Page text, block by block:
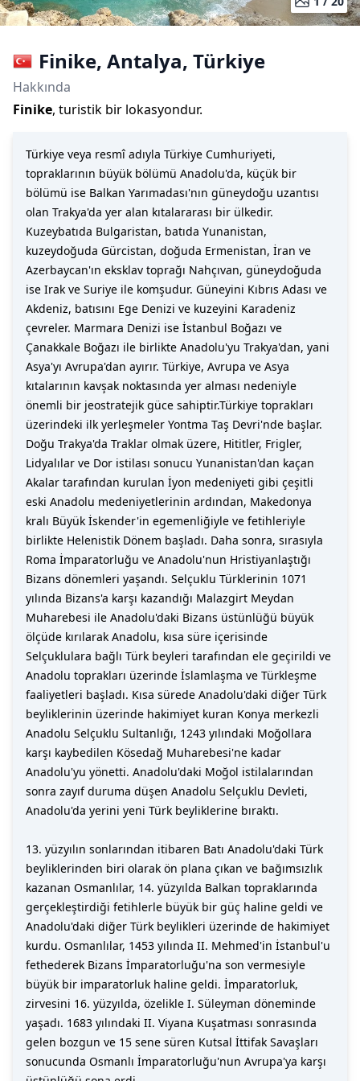
Finike, Antalya, Türkiye
Hakkında
Finike, turistik bir lokasyondur.
Türkiye veya resmî adıyla Türkiye Cumhuriyeti,
topraklarının büyük bölümü Anadolu'da, küçük bir
bölümü ise Balkan Yarımadası'nın güneydoğu uzantısı
olan Trakya'da yer alan kıtalararası bir ülkedir.
Kuzeybatıda Bulgaristan, batıda Yunanistan,
kuzeydoğuda Gürcistan, doğuda Ermenistan, İran ve
Azerbaycan'ın eksklav toprağı Nahçıvan, güneydoğuda
ise Irak ve Suriye ile komşudur. Güneyini Kıbrıs Adası ve
Akdeniz, batısını Ege Denizi ve kuzeyini Karadeniz
çevreler. Marmara Denizi ise İstanbul Boğazı ve
Çanakkale Boğazı ile birlikte Anadolu'yu Trakya'dan, yani
Asya'yı Avrupa'dan ayırır. Türkiye, Avrupa ve Asya
kıtalarının kavşak noktasında yer alması nedeniyle
önemli bir jeostratejik güce sahiptir.Türkiye toprakları
üzerindeki ilk yerleşmeler Yontma Taş Devri'nde başlar.
Doğu Trakya'da Traklar olmak üzere, Hititler, Frigler,
Lidyalılar ve Dor istilası sonucu Yunanistan'dan kaçan
Akalar tarafından kurulan İyon medeniyeti gibi çeşitli
eski Anadolu medeniyetlerinin ardından, Makedonya
kralı Büyük İskender'in egemenliğiyle ve fetihleriyle
birlikte Helenistik Dönem başladı. Daha sonra, sırasıyla
Roma İmparatorluğu ve Anadolu'nun Hristiyanlaştığı
Bizans dönemleri yaşandı. Selçuklu Türklerinin 1071
yılında Bizans'a karşı kazandığı Malazgirt Meydan
Muharebesi ile Anadolu'daki Bizans üstünlüğü büyük
ölçüde kırılarak Anadolu, kısa süre içerisinde
Selçuklulara bağlı Türk beyleri tarafından ele geçirildi ve
Anadolu toprakları üzerinde İslamlaşma ve Türkleşme
faaliyetleri başladı. Kısa sürede Anadolu'daki diğer Türk
beyliklerinin üzerinde hakimiyet kuran Konya merkezli
Anadolu Selçuklu Sultanlığı, 1243 yılındaki Moğollara
karşı kaybedilen Kösedağ Muharebesi'ne kadar
Anadolu'yu yönetti. Anadolu'daki Moğol istilalarından
sonra zayıf duruma düşen Anadolu Selçuklu Devleti,
Anadolu'da yerini yeni Türk beyliklerine bıraktı.
13. yüzyılın sonlarından itibaren Batı Anadolu'daki Türk
beyliklerinden biri olarak ön plana çıkan ve bağımsızlık
kazanan Osmanlılar, 14. yüzyılda Balkan topraklarında
gerçekleştirdiği fetihlerle büyük bir güç haline geldi ve
Anadolu'daki diğer Türk beylikleri üzerinde de hakimiyet
kurdu. Osmanlılar, 1453 yılında II. Mehmed'in İstanbul'u
fethederek Bizans İmparatorluğu'na son vermesiyle
büyük bir imparatorluk haline geldi. İmparatorluk,
zirvesini 16. yüzyılda, özelikle I. Süleyman döneminde
yaşadı. 1683 yılındaki II. Viyana Kuşatması sonrasında
gelen bozgun ve 15 sene süren Kutsal İttifak Savaşları
sonucunda Osmanlı İmparatorluğu'nun Avrupa'ya karşı